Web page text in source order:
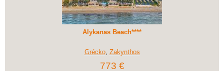
Alykanas Beach****
Grécko, Zakynthos
773 €